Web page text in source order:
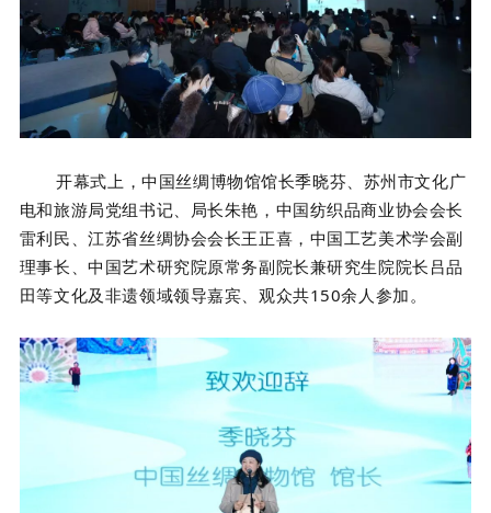
开幕式上，中国丝绸博物馆馆长季晓芬、苏州市文化广
电和旅游局党组书记、局长朱艳，中国纺织品商业协会会长
雷利民、江苏省丝绸协会会长王正喜，中国工艺美术学会副
理事长、中国艺术研究院原常务副院长兼研究生院院长吕品
田等文化及非遗领域领导嘉宾、观众共150余人参加。